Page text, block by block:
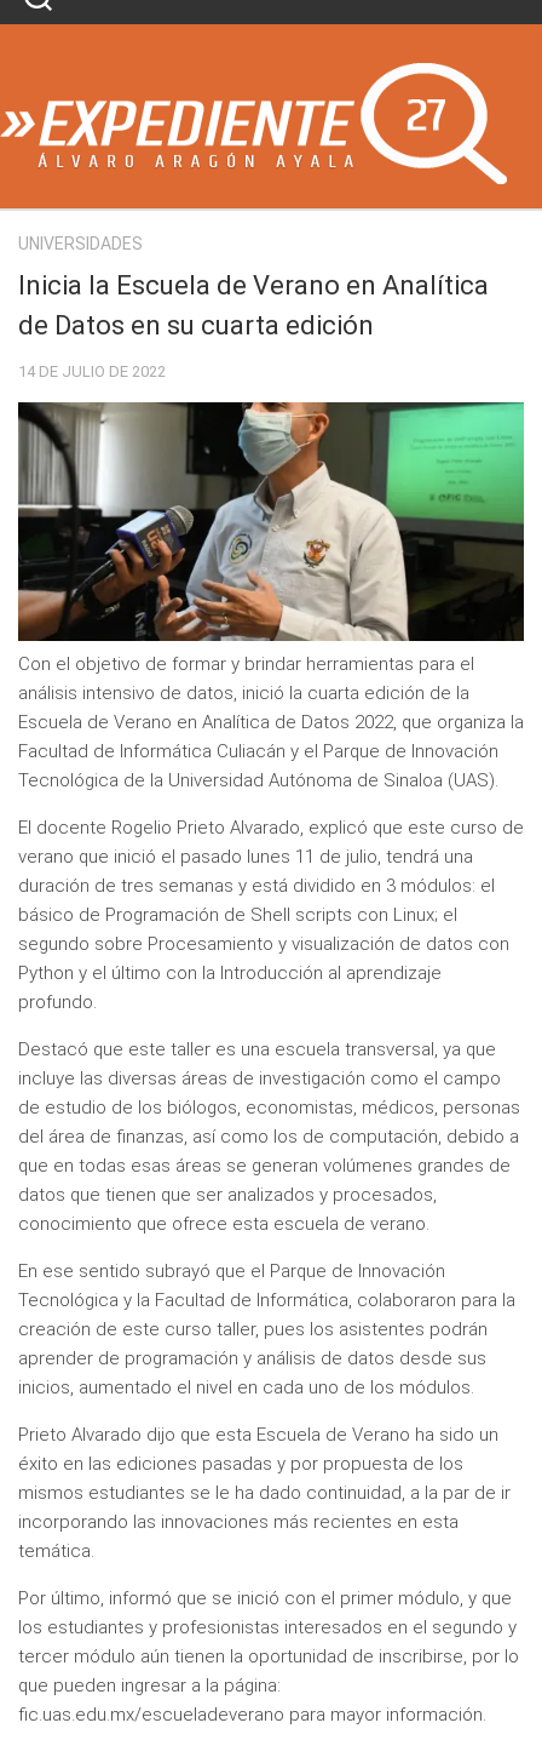
Skip
UNIVERSIDADES
Inicia la Escuela de Verano en Analítica
de Datos en su cuarta edición
14 DE JULIO DE 2022
Con el objetivo de formar y brindar herramientas para el
análisis intensivo de datos, inició la cuarta edición de la
Escuela de Verano en Analítica de Datos 2022, que organiza la
Facultad de Informática Culiacán y el Parque de Innovación
Tecnológica de la Universidad Autónoma de Sinaloa (UAS).
El docente Rogelio Prieto Alvarado, explicó que este curso de
verano que inició el pasado lunes 11 de julio, tendrá una
duración de tres semanas y está dividido en 3 módulos: el
básico de Programación de Shell scripts con Linux; el
segundo sobre Procesamiento y visualización de datos con
Python y el último con la Introducción al aprendizaje
profundo.
Destacó que este taller es una escuela transversal, ya que
incluye las diversas áreas de investigación como el campo
de estudio de los biólogos, economistas, médicos, personas
del área de finanzas, así como los de computación, debido a
que en todas esas áreas se generan volúmenes grandes de
datos que tienen que ser analizados y procesados,
conocimiento que ofrece esta escuela de verano.
En ese sentido subrayó que el Parque de Innovación
Tecnológica y la Facultad de Informática, colaboraron para la
creación de este curso taller, pues los asistentes podrán
aprender de programación y análisis de datos desde sus
inicios, aumentado el nivel en cada uno de los módulos.
Prieto Alvarado dijo que esta Escuela de Verano ha sido un
éxito en las ediciones pasadas y por propuesta de los
mismos estudiantes se le ha dado continuidad, a la par de ir
incorporando las innovaciones más recientes en esta
temática.
Por último, informó que se inició con el primer módulo, y que
los estudiantes y profesionistas interesados en el segundo y
tercer módulo aún tienen la oportunidad de inscribirse, por lo
que pueden ingresar a la página:
fic.uas.edu.mx/escueladeverano para mayor información.